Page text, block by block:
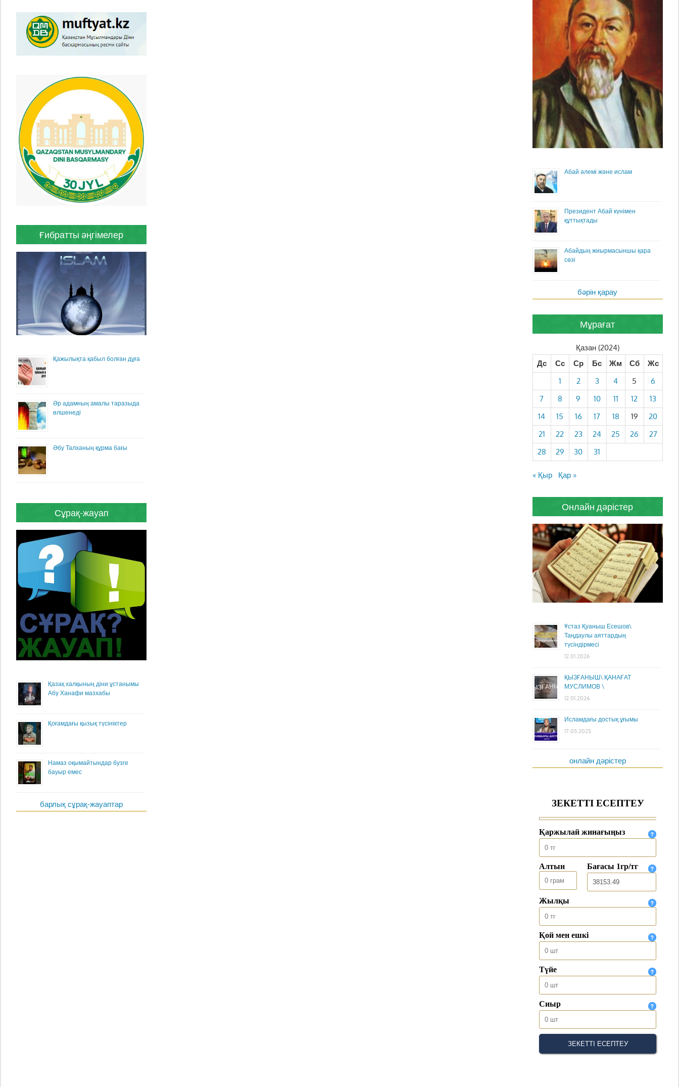
Ғибратты әңгімелер
Қажылықта қабыл болған дұға
Әр адамның амалы таразыда
өлшенеді
Әбу Талханың құрма бағы
Сұрақ-жауап
Қазақ халқының діни ұстанымы
Абу Ханафи мазхабы
Қоғамдағы қызық түсініктер
Намаз оқымайтындар бузге
бауыр емес
барлық сұрақ-жауаптар
Абай әлемі және ислам
Президент Абай күнімен
құттықтады
Абайдың жиырмасыншы қара
сөзі
бәрін қарау
Мұрағат
Қазан (2024)
Дс
Сс Ср Бс Жм Сб
Жс
1
2 3 4 5
6
7
8 9 10 11 12
13
14
15 16 17 18 19
20
21
22 23 24 25 26
27
28
29 30 31
« Қыр Қар »
Онлайн дәрістер
Ұстаз Қуаныш Есешов\
Таңдаулы аяттардың
түсіндірмесі
12.01.2026
ҚЫЗҒАНЫШ\ ҚАНАҒАТ
МУСЛИМОВ \
12.01.2026
Исламдағы достық ұғымы
17.05.2025
онлайн дәрістер